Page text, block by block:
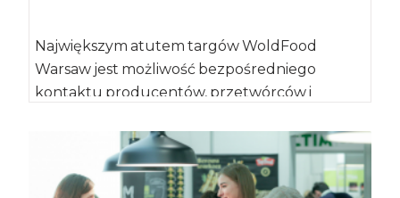
Największym atutem targów WoldFood
Warsaw jest możliwość bezpośredniego
kontaktu producentów, przetwórców i
konsumencie i wspólnie niejako oferujących